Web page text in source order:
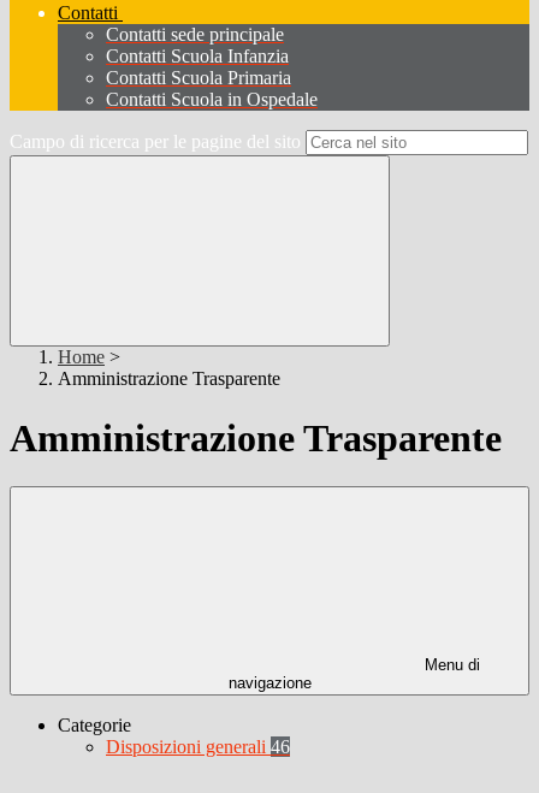
Contatti
Contatti sede principale
Contatti Scuola Infanzia
Contatti Scuola Primaria
Contatti Scuola in Ospedale
Campo di ricerca per le pagine del sito
Home >
Amministrazione Trasparente
Amministrazione Trasparente
Menu di
navigazione
Categorie
Disposizioni generali 46